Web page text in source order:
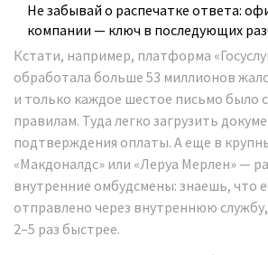
Не забывай о распечатке ответа:
компании — ключ в последующих
Кстати, например, платформа
обработала больше 53 миллионов
и только каждое шестое письмо было
правилам. Туда легко загрузить
подтверждения оплаты. А еще в
«Макдоналдс» или «Леруа Мерлен» —
внутренние омбудсмены: знаешь, что
отправлено через внутреннюю
2–5 раз быстрее.